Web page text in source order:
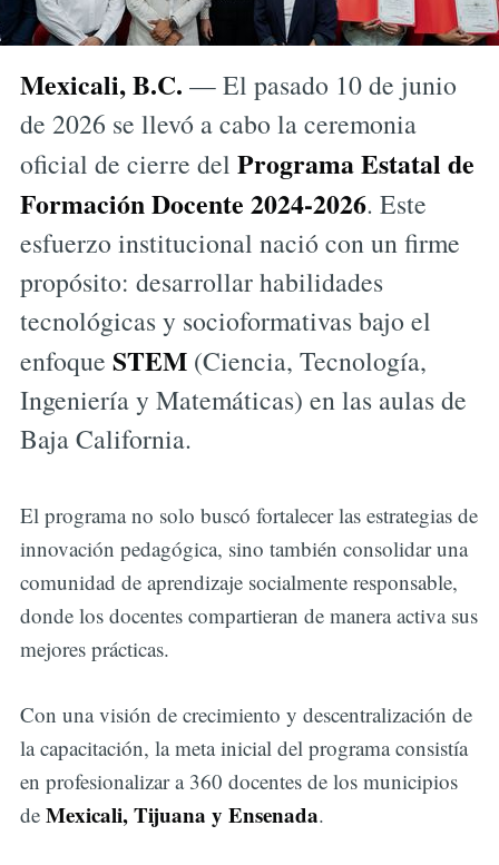
Mexicali, B.C. — El pasado 10 de junio
de 2026 se llevó a cabo la ceremonia
oficial de cierre del Programa Estatal de
Formación Docente 2024-2026. Este
esfuerzo institucional nació con un firme
propósito: desarrollar habilidades
tecnológicas y socioformativas bajo el
enfoque STEM(Ciencia, Tecnología,
Ingeniería y Matemáticas) en las aulas de
Baja California.
El programa no solo buscó fortalecer las estrategias de
innovación pedagógica, sino también consolidar una
comunidad de aprendizaje socialmente responsable,
donde los docentes compartieran de manera activa sus
mejores prácticas.
Con una visión de crecimiento y descentralización de
la capacitación, la meta inicial del programa consistía
en profesionalizar a 360 docentes de los municipios
de Mexicali, Tijuana y Ensenada.